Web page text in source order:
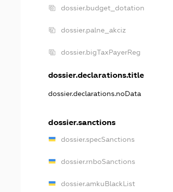
dossier.budget_dotation
dossier.palne_akciz
dossier.bigTaxPayerReg
dossier.declarations.title
dossier.declarations.noData
dossier.sanctions
dossier.specSanctions
dossier.rnboSanctions
dossier.amkuBlackList